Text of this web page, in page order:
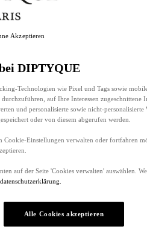
DIPTYQUE
Technologien wie Pixel und Tags sowie
auf Ihre Interessen zugeschnittene
und personalisierte sowie nicht-personalisierte
oder von diesem abgerufen werden.
Cookie-Einstellungen verwalten oder fortfahren
auf der Seite 'Cookies verwalten' auswählen.
datenschutzerklärung.
Alle Cookies akzeptieren
Akzeptieren